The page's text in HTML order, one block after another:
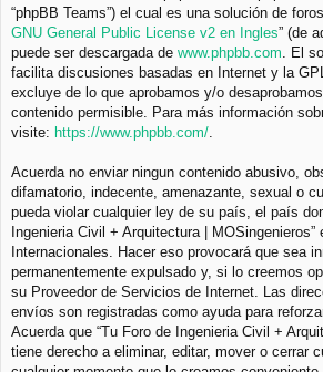
“phpBB Teams”) el cual es una solución de
GNU General Public License v2 en Ingles” (de
puede ser descargada de www.phpbb.com . El
facilita discusiones basadas en Internet y la
excluye de lo que aprobamos y/o
contenido permisible. Para más información
visite: https://www.phpbb.com/
Acuerda no enviar ningun contenido abusivo,
difamatorio, indecente, amenazante, sexual o
pueda violar cualquier ley de su país, el país
Ingenieria Civil + Arquitectura |
Internacionales. Hacer eso provocará que sea
permanentemente expulsado y, si lo creemos
su Proveedor de Servicios de Internet. Las
envíos son registradas como ayuda para
Acuerda que “Tu Foro de Ingenieria Civil +
tiene derecho a eliminar, editar, mover o cerrar